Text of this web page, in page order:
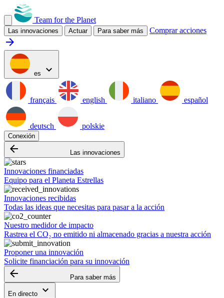
Team for the Planet
Las innovaciones Actuar Para saber más Comprar acciones
arrow_forward
es expand_more
français english italiano español
deutsch polskie
Conexión
arrow_backward Las innovaciones
Innovaciones financiadas
Equipo para el Planeta Estrellas
Innovaciones recibidas
Todas las ideas que necesitas para pasar a la acción
Nuestro medidor de impacto
Rastrea el CO₂ no emitido ni almacenado gracias a nuestra acción
Proponer una innovación
Solicite financiación para su innovación
arrow_backward Para saber más
En directo keyboard_arrow_down